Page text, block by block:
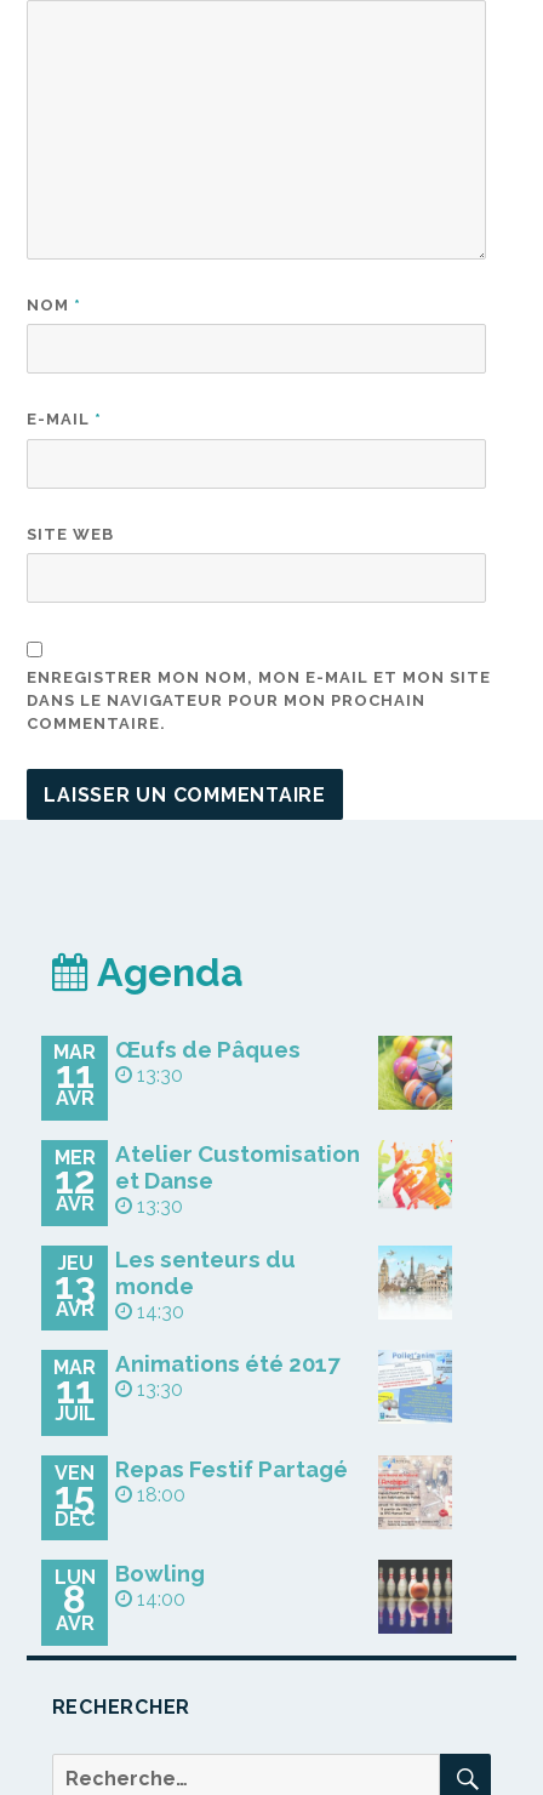
NOM *
E-MAIL *
SITE WEB
ENREGISTRER MON NOM, MON E-MAIL ET MON SITE
DANS LE NAVIGATEUR POUR MON PROCHAIN
COMMENTAIRE.
Agenda
MAR
11
AVR
Œufs de Pâques
13:30
MER
12
AVR
Atelier Customisation
et Danse
13:30
JEU
13
AVR
Les senteurs du
monde
14:30
MAR
11
JUIL
Animations été 2017
13:30
VEN
15
DÉC
Repas Festif Partagé
18:00
LUN
8
AVR
Bowling
14:00
RECHERCHER
Recherche